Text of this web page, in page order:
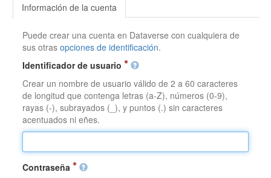
Información de la cuenta
Puede crear una cuenta en Dataverse con cualquiera de
sus otrasopciones de identificación.
Identificador de usuario
Crear un nombre de usuario válido de 2 a 60 caracteres
de longitud que contenga letras (a-Z), números (0-9),
rayas (-), subrayados (_), y puntos (.) sin caracteres
acentuados ni eñes.
Contraseña